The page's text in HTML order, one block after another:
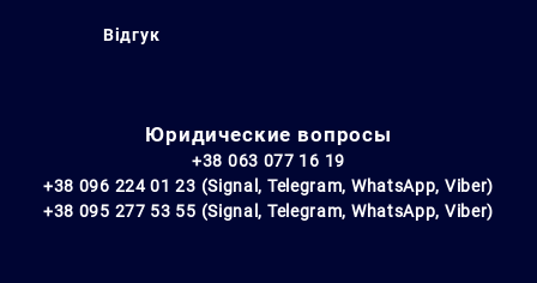
Відгук
Юридические вопросы
+38 063 077 16 19
+38 096 224 01 23 (Signal, Telegram, WhatsApp, Viber)
+38 095 277 53 55 (Signal, Telegram, WhatsApp, Viber)